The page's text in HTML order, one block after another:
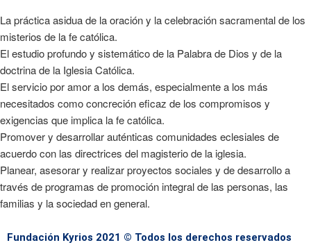
La práctica asidua de la oración y la celebración sacramental de los
misterios de la fe católica.
El estudio profundo y sistemático de la Palabra de Dios y de la
doctrina de la Iglesia Católica.
El servicio por amor a los demás, especialmente a los más
necesitados como concreción eficaz de los compromisos y
exigencias que implica la fe católica.
Promover y desarrollar auténticas comunidades eclesiales de
acuerdo con las directrices del magisterio de la iglesia.
Planear, asesorar y realizar proyectos sociales y de desarrollo a
través de programas de promoción integral de las personas, las
familias y la sociedad en general.
Fundación Kyrios 2021 © Todos los derechos reservados